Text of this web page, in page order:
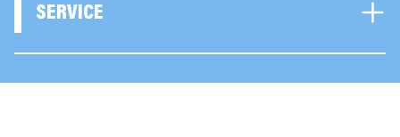
SERVICE